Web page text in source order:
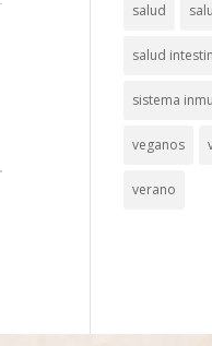
salud
salud
sistema
veganos
verano